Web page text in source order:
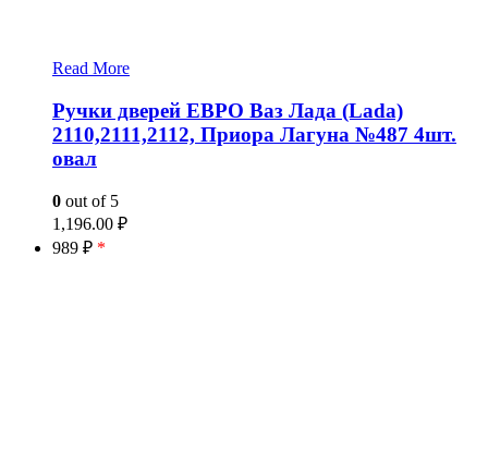
Read More
Ручки дверей ЕВРО Ваз Лада (Lada)
2110,2111,2112, Приора Лагуна №487 4шт.
овал
0 out of 5
1,196.00 ₽
989 ₽ *